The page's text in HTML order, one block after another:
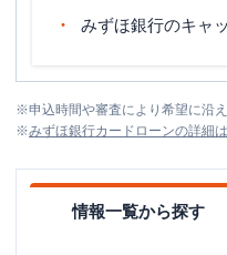
みずほ銀行のキャ
※申込時間や審査により希望に沿
※みずほ銀行カードローンの詳細
情報一覧から探す